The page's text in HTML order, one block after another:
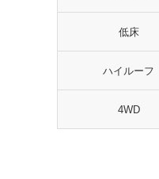
低床
ハイルーフ
4WD